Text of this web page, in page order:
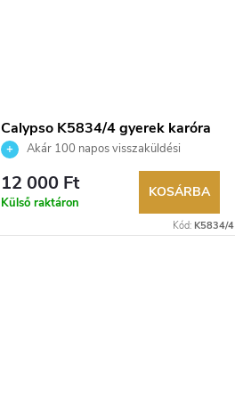
Calypso K5834/4 gyerek karóra
Akár 100 napos visszaküldési
lehetőség. Hivatalos márkakereskedő.
12 000 Ft
Külső raktáron
KOSÁRBA
Kód: K5834/4